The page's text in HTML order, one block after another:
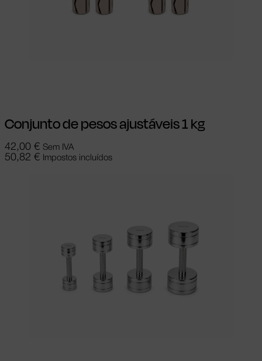
Conjunto de pesos ajustáveis 1 kg
42,00 € Sem IVA
50,82 € Impostos incluídos